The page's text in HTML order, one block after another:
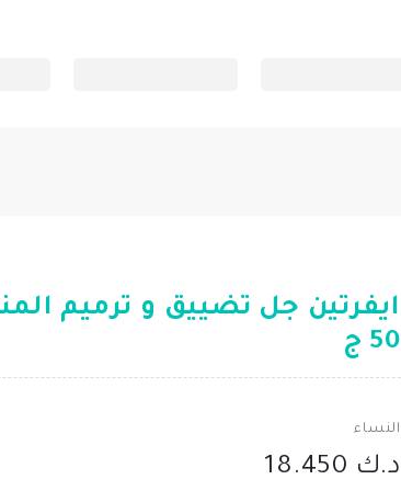
ايفرتين جل تضييق و ترميم
50 ج
النساء
د.ك 18.450